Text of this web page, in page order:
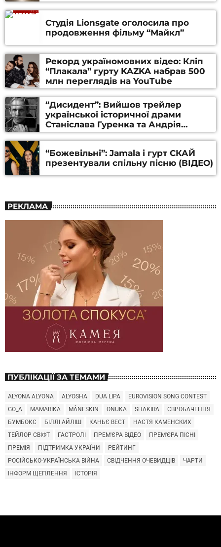
Студія Lionsgate оголосила про
продовження фільму “Майкл”
Рекорд україномовних відео: Кліп
“Плакала” гурту KAZKA набрав 500
млн переглядів на YouTube
“Дисидент”: Вийшов трейлер
української історичної драми
Станіслава Гуренка та Андрія
Алфьорова (ВІДЕО)
“Божевільні”: Jamala і гурт СКАЙ
презентували спільну пісню (ВІДЕО)
РЕКЛАМА
ПУБЛІКАЦІЇ ЗА ТЕМАМИ
ALYONA ALYONA ALYOSHA DUA LIPA
EUROVISION SONG CONTEST
GO_A
MAMARIKA MÅNESKIN ONUKA SHAKIRA
ЄВРОБАЧЕННЯ
БУМБОКС
БІЛЛІ АЙЛІШ КАНЬЄ ВЕСТ
НАСТЯ КАМЕНСКИХ
ТЕЙЛОР СВІФТ
ГАСТРОЛІ ПРЕМ'ЄРА ВІДЕО
ПРЕМ'ЄРА ПІСНІ
ПРЕМІЯ
ПІДТРИМКА УКРАЇНИ
РЕЙТИНГ
РОСІЙСЬКО-УКРАЇНСЬКА ВІЙНА
СВІДЧЕННЯ ОЧЕВИДЦІВ
ЧАРТИ
ІНФОРМ ЩЕПЛЕННЯ
ІСТОРІЯ